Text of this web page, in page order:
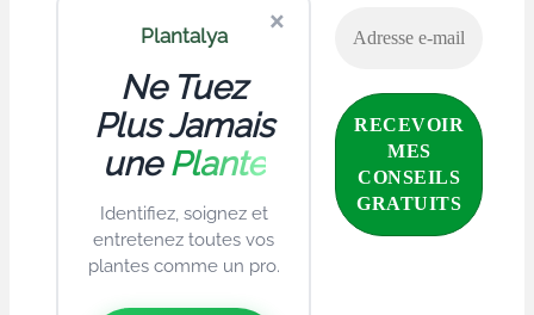
×
Plantalya
Ne Tuez
Plus Jamais
unePlante
Identifiez, soignez et
entretenez toutes vos
plantes comme un pro.